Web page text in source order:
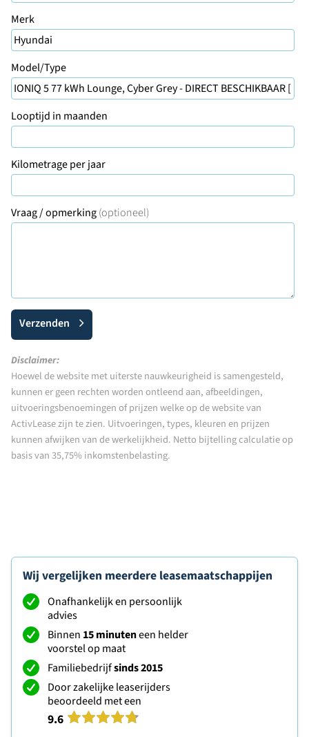
Merk
Model/Type
Looptijd in maanden
Kilometrage per jaar
Vraag / opmerking(optioneel)
Verzenden
Disclaimer:
Hoewel de website met uiterste nauwkeurigheid is samengesteld,
kunnen er geen rechten worden ontleend aan, afbeeldingen,
uitvoeringsbenoemingen of prijzen welke op de website van
ActivLease zijn te zien. Uitvoeringen, types, kleuren en prijzen
kunnen afwijken van de werkelijkheid. Netto bijtelling calculatie op
basis van 35,75% inkomstenbelasting.
Wij vergelijken meerdere leasemaatschappijen
Onafhankelijk en persoonlijk
advies
Binnen 15 minuteneen helder
voorstel op maat
Familiebedrijfsinds 2015
Door zakelijke leaserijders
beoordeeld met een
9.6